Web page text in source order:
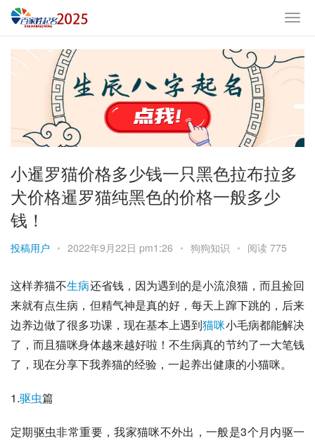
小暹罗猫价格多少钱一只黑色拉布拉多
犬价格暹罗猫纯黑色的价格一般多少
钱！
投稿用户 • 2022年9月22日 pm1:26 • 狗狗知识 • 阅读 775
这样养猫不生病还省钱，因为遇到的是小流浪猫，而且捡回
来就有点生病，但精气神是真的好，每天上蹿下跳的，后来
边养边做了很多功课，现在基本上遇到猫咪小毛病都能解决
了，而且猫咪身体越来越好啦！不生病真的节约了一大笔钱
了，现在分享下我养猫的经验，一起养出健康的小猫咪。
1.驱虫篇
定期驱虫非常重要，我家猫咪不外出，一般是3个月内驱一